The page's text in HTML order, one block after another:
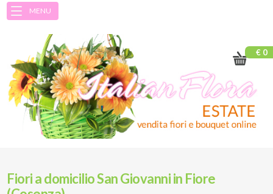
MENU
€ 0
Fiori a domicilio San Giovanni in Fiore